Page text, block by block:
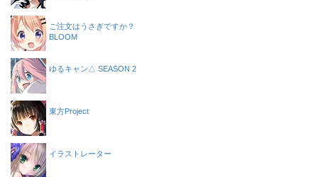
ご注文はうさぎですか？
BLOOM
ゆるキャン△ SEASON 2
東方Project
イラストレーター